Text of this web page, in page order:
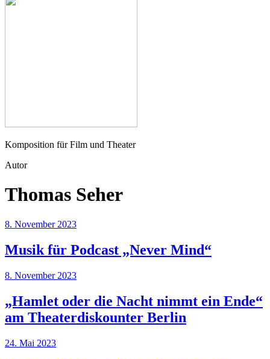
Komposition für Film und Theater
Autor
Thomas Seher
8. November 2023
Musik für Podcast „Never Mind“
8. November 2023
„Hamlet oder die Nacht nimmt ein Ende“
am Theaterdiskounter Berlin
24. Mai 2023